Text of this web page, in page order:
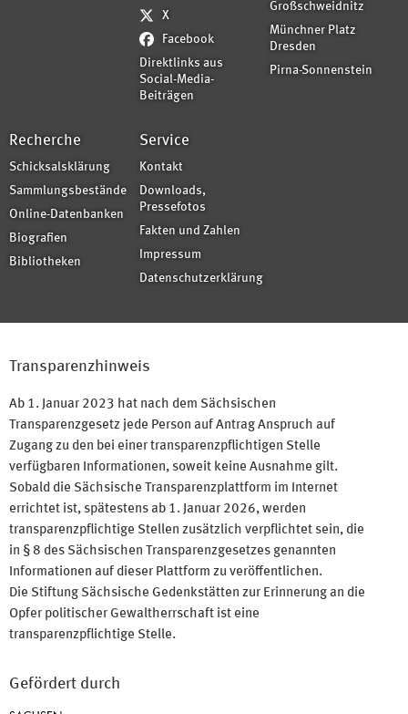
X
Facebook
Direktlinks aus
Social-Media-
Beiträgen
Großschweidnitz
Münchner Platz
Dresden
Pirna-Sonnenstein
Recherche
Schicksalsklärung
Sammlungsbestände
Online-Datenbanken
Biografien
Bibliotheken
Service
Kontakt
Downloads,
Pressefotos
Fakten und Zahlen
Impressum
Datenschutzerklärung
Transparenzhinweis
Ab 1. Januar 2023 hat nach dem Sächsischen
Transparenzgesetz jede Person auf Antrag Anspruch auf
Zugang zu den bei einer transparenzpflichtigen Stelle
verfügbaren Informationen, soweit keine Ausnahme gilt.
Sobald die Sächsische Transparenzplattform im Internet
errichtet ist, spätestens ab 1. Januar 2026, werden
transparenzpflichtige Stellen zusätzlich verpflichtet sein, die
in § 8 des Sächsischen Transparenzgesetzes genannten
Informationen auf dieser Plattform zu veröffentlichen.
Die Stiftung Sächsische Gedenkstätten zur Erinnerung an die
Opfer politischer Gewaltherrschaft ist eine
transparenzpflichtige Stelle.
Gefördert durch